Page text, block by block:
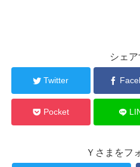
シェア
Twitter
Pocket
Ｙさまをフ